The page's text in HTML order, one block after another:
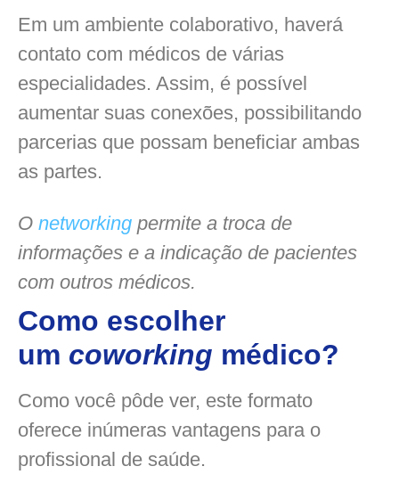
Em um ambiente colaborativo, haverá
contato com médicos de várias
especialidades. Assim, é possível
aumentar suas conexões, possibilitando
parcerias que possam beneficiar ambas
as partes.
O networking permite a troca de
informações e a indicação de pacientes
com outros médicos.
Como escolher
um coworking médico?
Como você pôde ver, este formato
oferece inúmeras vantagens para o
profissional de saúde.